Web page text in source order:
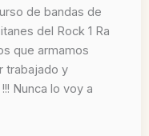
de bandas de
del Rock 1 Ra
que armamos
trabajado y
Nunca lo voy a